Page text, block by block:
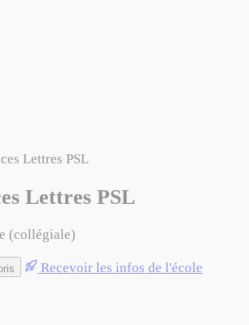
Lettres PSL
(collégiale)
Recevoir les infos de l'école